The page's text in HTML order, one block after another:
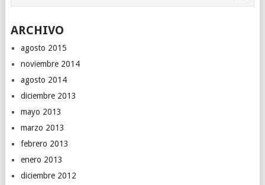
ARCHIVO
agosto 2015
noviembre 2014
agosto 2014
diciembre 2013
mayo 2013
marzo 2013
febrero 2013
enero 2013
diciembre 2012